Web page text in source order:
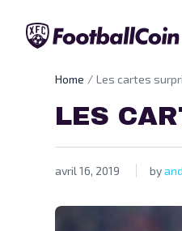
Home Les cartes
LES
avril 16, 2019 by